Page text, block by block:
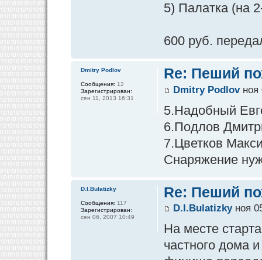
5) Палатка (на
600 руб.
Re: Пеший
Dmitry Podlovноя
5.Надобный
6.Подлов
7.Цветков
Снаряжение
Dmitry Podlov
Сообщения: 12
Зарегистрирован:
сен 11, 2013 16:31
Re: Пеший
D.I.Bulatizkyноя
На месте
частного дома
D.I.Bulatizky
Сообщения: 117
Зарегистрирован:
сен 06, 2007 10:49